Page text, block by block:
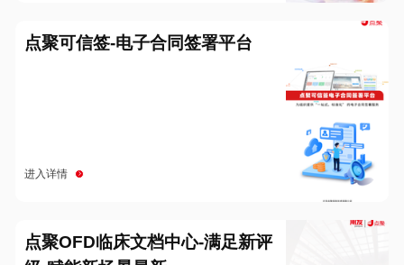
点聚可信签-电子合同签署平台
进入详情
点聚OFD临床文档中心-满足新评